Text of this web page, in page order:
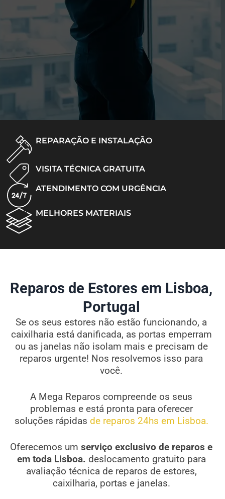
REPARAÇÃO E INSTALAÇÃO
VISITA TÉCNICA GRATUITA
ATENDIMENTO COM URGÊNCIA
MELHORES MATERIAIS
Reparos de Estores em Lisboa,
Portugal
Se os seus estores não estão funcionando, a
caixilharia está danificada, as portas emperram
ou as janelas não isolam mais e precisam de
reparos urgente! Nos resolvemos isso para
você.
A Mega Reparos compreende os seus
problemas e está pronta para oferecer
soluções rápidas de reparos 24hs em Lisboa.
Oferecemos um serviço exclusivo de reparos e
em toda Lisboa. deslocamento gratuito para
avaliação técnica de reparos de estores,
caixilharia, portas e janelas.